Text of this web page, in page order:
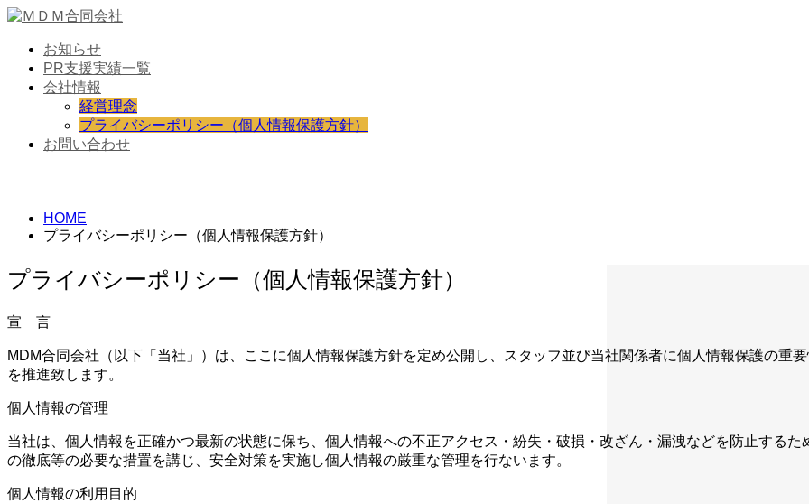
お知らせ
PR支援実績一覧
会社情報
経営理念
プライバシーポリシー（個人情報保護方針）
お問い合わせ
HOME
プライバシーポリシー（個人情報保護方針）
プライバシーポリシー（個人情報保護方針）
宣 言
MDM合同会社（以下「当社」）は、ここに個人情報保護方針を定め公開し、スタッフ並び当社関係者に個人情報保護の重
を推進致します。
個人情報の管理
当社は、個人情報を正確かつ最新の状態に保ち、個人情報への不正アクセス・紛失・破損・改ざん・漏洩などを防止する
の徹底等の必要な措置を講じ、安全対策を実施し個人情報の厳重な管理を行ないます。
個人情報の利用目的